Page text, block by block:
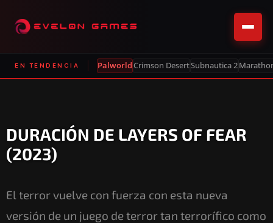
EN TENDENCIA PalworldCrimson DesertSubnautica 2
DURACIÓN DE LAYERS OF FEAR
(2023)
El terror vuelve con fuerza con esta nueva
versión de un juego de terror tan terrorífico como